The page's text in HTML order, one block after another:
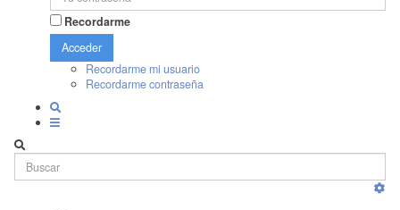
Recordarme
Acceder
Recordarme mi usuario
Recordarme contraseña